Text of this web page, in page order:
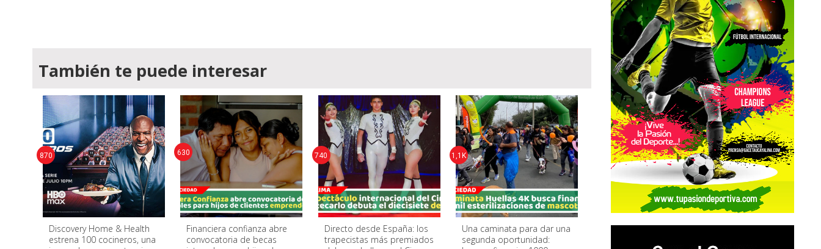
También te puede interesar
Discovery Home & Health
estrena 100 cocineros, una
870
Financiera confianza abre
convocatoria de becas
630
Directo desde España: los
trapecistas más premiados
740
Una caminata para dar una
segunda oportunidad:
1,1K